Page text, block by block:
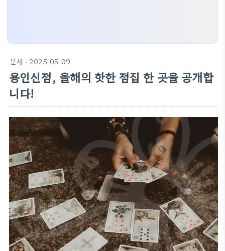
운세 · 2025-05-09
용인신점, 올해의 핫한 점집 한 곳을 공개합
니다!